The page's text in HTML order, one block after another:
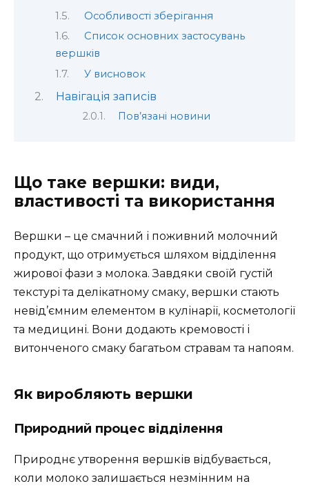
Особливості зберігання
Список основних застосувань
вершків
У висновок
Навігація записів
Пов’язані новини
Що таке вершки: види,
властивості та використання
Вершки – це смачний і поживний молочний
продукт, що отримується шляхом відділення
жирової фази з молока. Завдяки своїй густій
текстурі та делікатному смаку, вершки стають
невід’ємним елементом в кулінарії, косметології
та медицині. Вони додають кремовості і
витонченого смаку багатьом стравам та напоям.
Як виробляють вершки
Природний процес відділення
Природнє утворення вершків відбувається,
коли молоко залишається незмінним на